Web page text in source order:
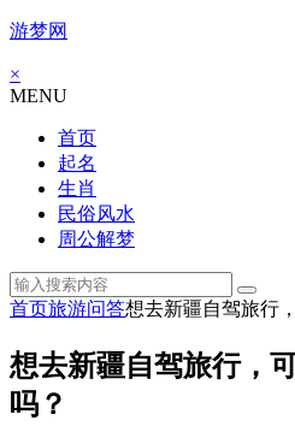
游梦网
×
MENU
首页
起名
生肖
民俗风水
周公解梦
首页旅游问答想去新疆自驾旅行
想去新疆自驾旅行，
吗？